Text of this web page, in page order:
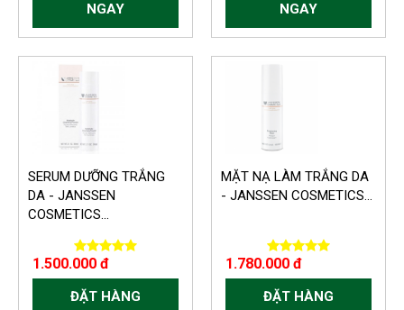
NGAY
NGAY
SERUM DƯỠNG TRẮNG
DA - JANSSEN
COSMETICS...
1.500.000 đ
ĐẶT HÀNG
MẶT NẠ LÀM TRẮNG DA
- JANSSEN COSMETICS...
1.780.000 đ
ĐẶT HÀNG